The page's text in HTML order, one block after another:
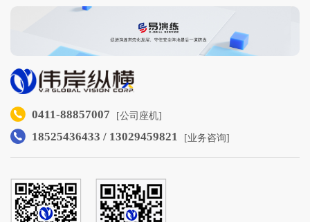
0411-88857007 [公司座机]
18525436433 / 13029459821 [业务咨询]